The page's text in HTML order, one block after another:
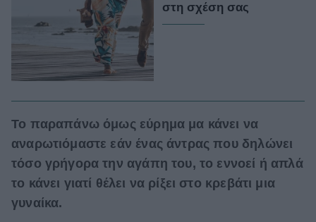
στη σχέση σας
Το παραπάνω όμως εύρημα μα κάνει να
αναρωτιόμαστε εάν ένας άντρας που δηλώνει
τόσο γρήγορα την αγάπη του, το εννοεί ή απλά
το κάνει γιατί θέλει να ρίξει στο κρεβάτι μια
γυναίκα.